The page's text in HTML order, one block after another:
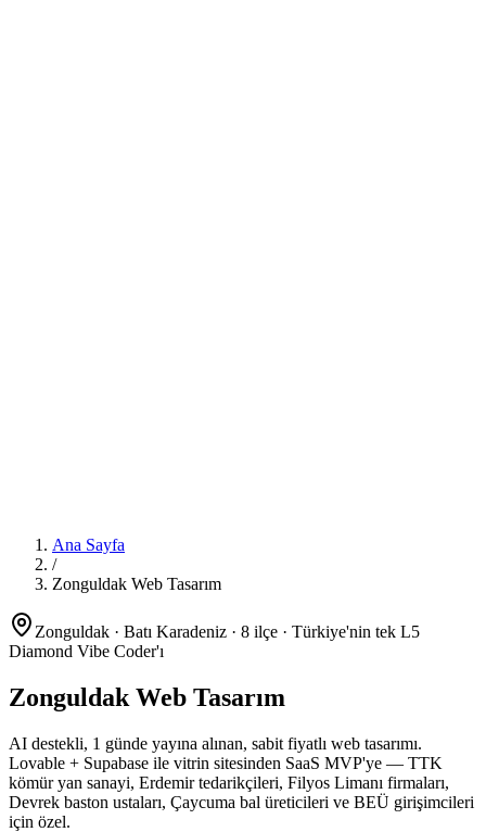
Ana Sayfa
/
Zonguldak Web Tasarım
Zonguldak · Batı Karadeniz · 8 ilçe · Türkiye'nin tek L5
Diamond Vibe Coder'ı
Zonguldak Web Tasarım
AI destekli, 1 günde yayına alınan, sabit fiyatlı web tasarımı.
Lovable + Supabase ile vitrin sitesinden SaaS MVP'ye — TTK
kömür yan sanayi, Erdemir tedarikçileri, Filyos Limanı firmaları,
Devrek baston ustaları, Çaycuma bal üreticileri ve BEÜ girişimcileri
için özel.